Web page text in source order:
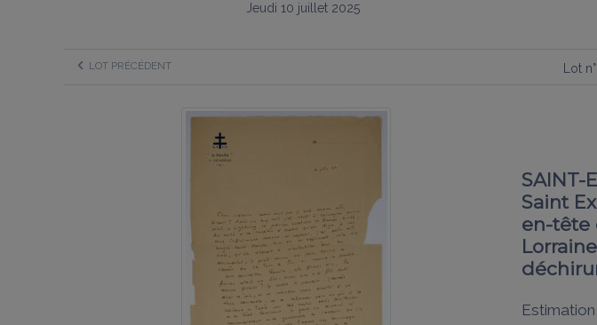
Jeudi 10 juillet 2025
LOT PRÉCÉDENT Lot n°
SAINT-
Saint
en-tête
Estimation